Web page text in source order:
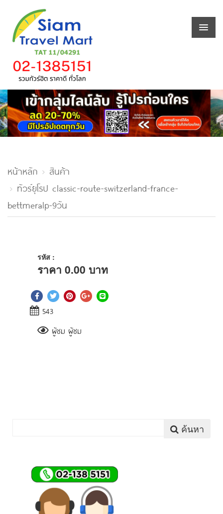
หน้าหลัก
สินค้า
ทัวร์ยุโรป classic-route-switzerland-france-
bettmeralp-9วัน
รหัส :
ราคา 0.00 บาท
543
ผู้ชม ผู้ชม
ค้นหา